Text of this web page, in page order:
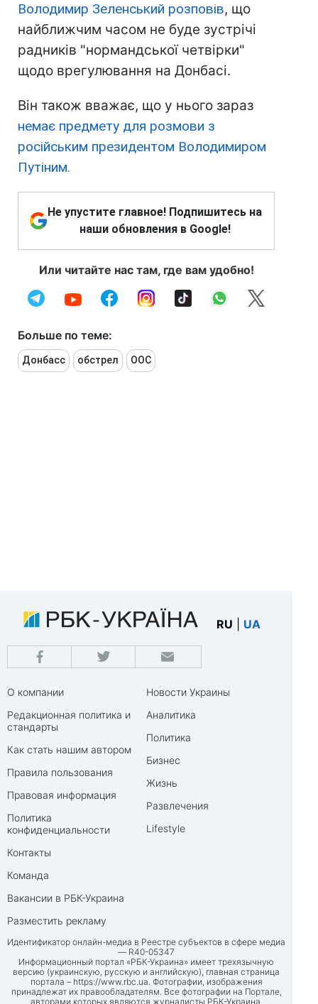
Володимир Зеленський розповів, що
найближчим часом не буде зустрічі
радників "нормандської четвірки"
щодо врегулювання на Донбасі.
Він також вважає, що у нього зараз
немає предмету для розмови з
російським президентом Володимиром
Путіним.
Не упустите главное! Подпишитесь на
наши обновления в Google!
Или читайте нас там, где вам удобно!
Больше по теме:
Донбасс обстрел ООС
RU UA
О компании
Редакционная политика и
стандарты
Как стать нашим автором
Правила пользования
Правовая информация
Политика
конфиденциальности
Контакты
Команда
Вакансии в РБК-Украина
Разместить рекламу
Новости Украины
Аналитика
Политика
Бизнес
Жизнь
Развлечения
Lifestyle
Идентификатор онлайн-медиа в Реестре субъектов в сфере медиа
— R40-05347
Информационный портал «РБК-Украина» имеет трехязычную
версию (украинскую, русскую и английскую), главная страница
портала – https://www.rbc.ua. Фотографии, изображения
принадлежат их правообладателям. Все фотографии на Портале,
авторами которых являются журналисты РБК-Украина,